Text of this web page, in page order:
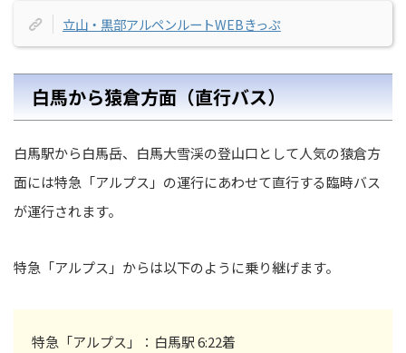
立山・黒部アルペンルートWEBきっぷ
白馬から猿倉方面（直行バス）
白馬駅から白馬岳、白馬大雪渓の登山口として人気の猿倉方
面には特急「アルプス」の運行にあわせて直行する臨時バス
が運行されます。
特急「アルプス」からは以下のように乗り継げます。
特急「アルプス」：白馬駅 6:22着